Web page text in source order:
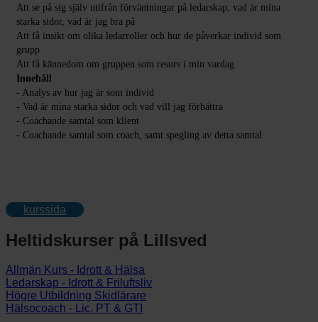
Att se på sig själv utifrån förväntningar på ledarskap; vad är mina
starka sidor, vad är jag bra på
Att få insikt om olika ledarroller och hur de påverkar individ som
grupp
Att få kännedom om gruppen som resurs i min vardag
Innehåll
- Analys av hur jag är som individ
- Vad är mina starka sidor och vad vill jag förbättra
- Coachande samtal som klient
- Coachande samtal som coach, samt spegling av detta samtal
kurssida
Heltidskurser på Lillsved
Allmän Kurs - Idrott & Hälsa
Ledarskap - Idrott & Friluftsliv
Högre Utbildning Skidlärare
Hälsocoach - Lic. PT & GTI